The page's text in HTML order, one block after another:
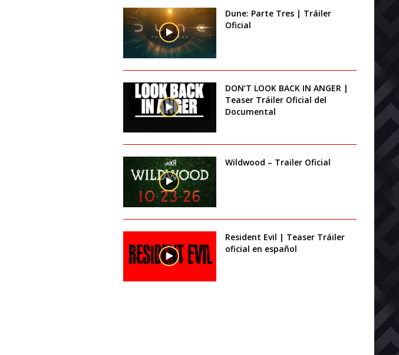
Dune: Parte Tres | Tráiler
Oficial
DON’T LOOK BACK IN ANGER |
Teaser Tráiler Oficial del
Documental
Wildwood – Trailer Oficial
Resident Evil | Teaser Tráiler
oficial en español